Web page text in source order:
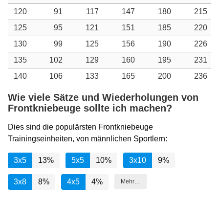
120
91 117 147 180
215
125
95 121 151 185
220
130
99 125 156 190
226
135
102 129 160 195
231
140
106 133 165 200 236
Wie viele Sätze und Wiederholungen von
Frontkniebeuge sollte ich machen?
Dies sind die populärsten Frontkniebeuge
Trainingseinheiten, von männlichen Sportlern:
3x5 13% 5x5 10% 3x10 9%
3x8 8% 4x5 4% Mehr…